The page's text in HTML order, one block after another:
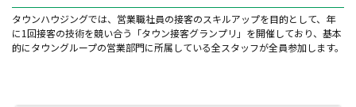
タウンハウジングでは、営業職社員の接客のスキルアップを目的として、年
に1回接客の技術を競い合う「タウン接客グランプリ」を開催しており、基本
的にタウングループの営業部門に所属している全スタッフが全員参加します。